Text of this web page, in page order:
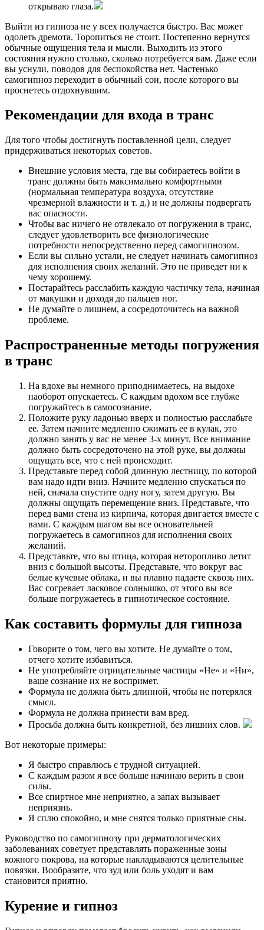
открываю глаза.
Выйти из гипноза не у всех получается быстро. Вас может
одолеть дремота. Торопиться не стоит. Постепенно вернутся
обычные ощущения тела и мысли. Выходить из этого
состояния нужно столько, сколько потребуется вам. Даже если
вы уснули, поводов для беспокойства нет. Частенько
самогипноз переходит в обычный сон, после которого вы
проснетесь отдохнувшим.
Рекомендации для входа в транс
Для того чтобы достигнуть поставленной цели, следует
придерживаться некоторых советов.
Внешние условия места, где вы собираетесь войти в
транс должны быть максимально комфортными
(нормальная температура воздуха, отсутствие
чрезмерной влажности и т. д.) и не должны подвергать
вас опасности.
Чтобы вас ничего не отвлекало от погружения в транс,
следует удовлетворить все физиологические
потребности непосредственно перед самогипнозом.
Если вы сильно устали, не следует начинать самогипноз
для исполнения своих желаний. Это не приведет ни к
чему хорошему.
Постарайтесь расслабить каждую частичку тела, начиная
от макушки и доходя до пальцев ног.
Не думайте о лишнем, а сосредоточитесь на важной
проблеме.
Распространенные методы погружения
в транс
На вдохе вы немного приподнимаетесь, на выдохе
наоборот опускаетесь. С каждым вдохом все глубже
погружайтесь в самосознание.
Положите руку ладонью вверх и полностью расслабьте
ее. Затем начните медленно сжимать ее в кулак, это
должно занять у вас не менее 3-х минут. Все внимание
должно быть сосредоточено на этой руке, вы должны
ощущать все, что с ней происходит.
Представьте перед собой длинную лестницу, по которой
вам надо идти вниз. Начните медленно спускаться по
ней, сначала спустите одну ногу, затем другую. Вы
должны ощущать перемещение вниз. Представьте, что
перед вами стена из кирпича, которая двигается вместе с
вами. С каждым шагом вы все основательней
погружаетесь в самогипноз для исполнения своих
желаний.
Представьте, что вы птица, которая неторопливо летит
вниз с большой высоты. Представьте, что вокруг вас
белые кучевые облака, и вы плавно падаете сквозь них.
Вас согревает ласковое солнышко, от этого вы все
больше погружаетесь в гипнотическое состояние.
Как составить формулы для гипноза
Говорите о том, чего вы хотите. Не думайте о том,
отчего хотите избавиться.
Не употребляйте отрицательные частицы «Не» и «Ни»,
ваше сознание их не воспримет.
Формула не должна быть длинной, чтобы не потерялся
смысл.
Формула не должна принести вам вред.
Просьба должна быть конкретной, без лишних слов.
Вот некоторые примеры:
Я быстро справлюсь с трудной ситуацией.
С каждым разом я все больше начинаю верить в свои
силы.
Все спиртное мне неприятно, а запах вызывает
неприязнь.
Я сплю спокойно, и мне снятся только приятные сны.
Руководство по самогипнозу при дерматологических
заболеваниях советует представлять пораженные зоны
кожного покрова, на которые накладываются целительные
повязки. Вообразите, что зуд или боль уходят и вам
становится приятно.
Курение и гипноз